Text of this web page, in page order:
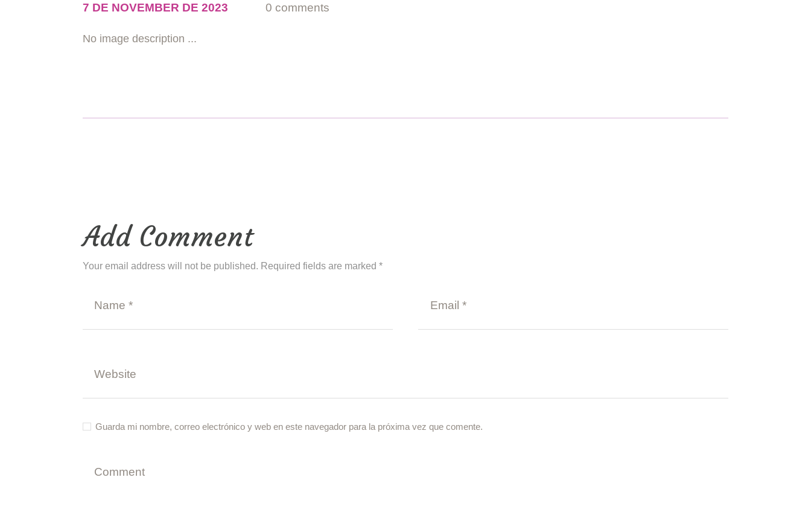
7 DE NOVEMBER DE 2023 0 comments
No image description ...
Add Comment
Your email address will not be published. Required fields are marked *
Guarda mi nombre, correo electrónico y web en este navegador para la próxima vez que comente.